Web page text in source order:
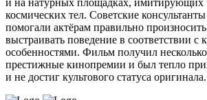
и на натурных площадках, имитирующих
космических тел. Советские
помогали актёрам правильно
выстраивать поведение в соответствии с
особенностями. Фильм получил
престижные кинопремии и был тепло
и не достиг культового статуса оригинала.